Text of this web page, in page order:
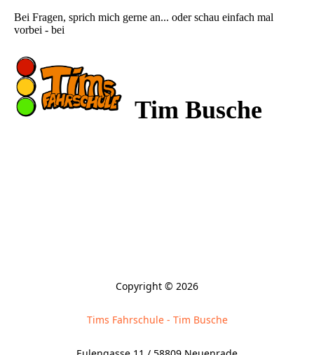
Bei Fragen, sprich mich gerne an... oder schau einfach mal
vorbei - bei
Tim Busche
Copyright © 2026
Tims Fahrschule - Tim Busche